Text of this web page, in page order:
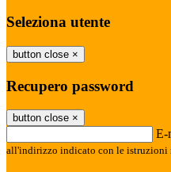
Seleziona utente
button close ×
Recupero password
button close ×
E-
all'indirizzo indicato con le istruzioni